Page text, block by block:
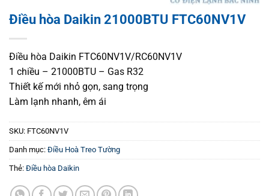
Điều hòa Daikin 21000BTU FTC60NV1V
Điều hòa Daikin FTC60NV1V/RC60NV1V
1 chiều – 21000BTU – Gas R32
Thiết kế mới nhỏ gọn, sang trọng
Làm lạnh nhanh, êm ái
SKU: FTC60NV1V
Danh mục: Điều Hoà Treo Tường
Thẻ: Điều hòa Daikin